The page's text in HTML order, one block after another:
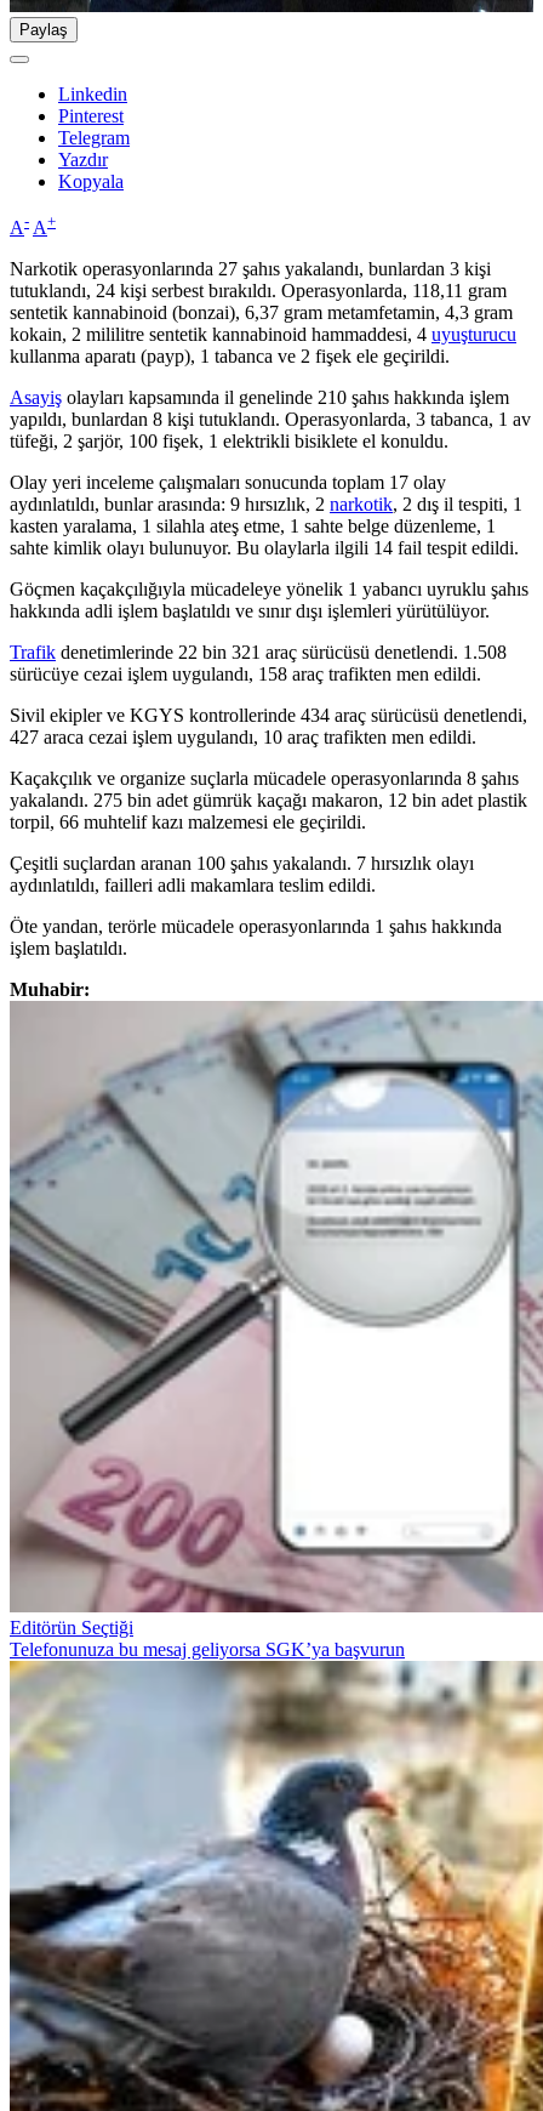
Paylaş
Linkedin
Pinterest
Telegram
Yazdır
Kopyala
A- A+
Narkotik operasyonlarında 27 şahıs yakalandı, bunlardan 3 kişi
tutuklandı, 24 kişi serbest bırakıldı. Operasyonlarda, 118,11 gram
sentetik kannabinoid (bonzai), 6,37 gram metamfetamin, 4,3 gram
kokain, 2 mililitre sentetik kannabinoid hammaddesi, 4 uyuşturucu
kullanma aparatı (payp), 1 tabanca ve 2 fişek ele geçirildi.
Asayiş olayları kapsamında il genelinde 210 şahıs hakkında işlem
yapıldı, bunlardan 8 kişi tutuklandı. Operasyonlarda, 3 tabanca, 1 av
tüfeği, 2 şarjör, 100 fişek, 1 elektrikli bisiklete el konuldu.
Olay yeri inceleme çalışmaları sonucunda toplam 17 olay
aydınlatıldı, bunlar arasında: 9 hırsızlık, 2 narkotik, 2 dış il tespiti, 1
kasten yaralama, 1 silahla ateş etme, 1 sahte belge düzenleme, 1
sahte kimlik olayı bulunuyor. Bu olaylarla ilgili 14 fail tespit edildi.
Göçmen kaçakçılığıyla mücadeleye yönelik 1 yabancı uyruklu şahıs
hakkında adli işlem başlatıldı ve sınır dışı işlemleri yürütülüyor.
Trafik denetimlerinde 22 bin 321 araç sürücüsü denetlendi. 1.508
sürücüye cezai işlem uygulandı, 158 araç trafikten men edildi.
Sivil ekipler ve KGYS kontrollerinde 434 araç sürücüsü denetlendi,
427 araca cezai işlem uygulandı, 10 araç trafikten men edildi.
Kaçakçılık ve organize suçlarla mücadele operasyonlarında 8 şahıs
yakalandı. 275 bin adet gümrük kaçağı makaron, 12 bin adet plastik
torpil, 66 muhtelif kazı malzemesi ele geçirildi.
Çeşitli suçlardan aranan 100 şahıs yakalandı. 7 hırsızlık olayı
aydınlatıldı, failleri adli makamlara teslim edildi.
Öte yandan, terörle mücadele operasyonlarında 1 şahıs hakkında
işlem başlatıldı.
Muhabir:
Editörün Seçtiği
Telefonunuza bu mesaj geliyorsa SGK’ya başvurun